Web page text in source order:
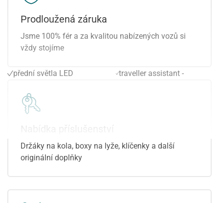
parkovací senzory přední
parkovací senzory zadní
posilovač řízení
protiprokluzový systém
přední světla LED
senzor stěračů
senzor světel
dálkových světel
traveller assistant -
Prodloužená záruka
Jsme 100% fér a za kvalitou nabízených vozů si
vždy stojíme
Držáky na kola, boxy na lyže, klíčenky a další
originální doplňky